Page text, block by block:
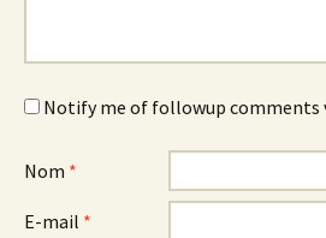
Notify me of followup comments
Nom *
E-mail *